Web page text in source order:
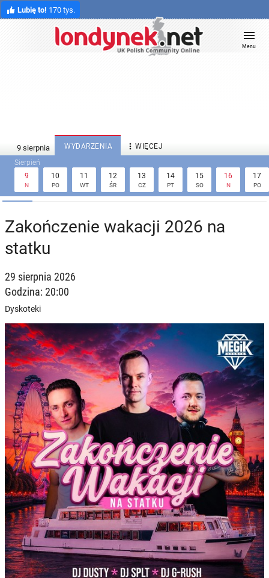
Lubię to! 170 tys.
Menu
WYDARZENIA  WIĘCEJ
9
N
10
PO
11
WT
12
ŚR
13
CZ
14
PT
15
SO
16
N
17
PO
Zakończenie wakacji 2026 na
statku
29 sierpnia 2026
Godzina: 20:00
Dyskoteki